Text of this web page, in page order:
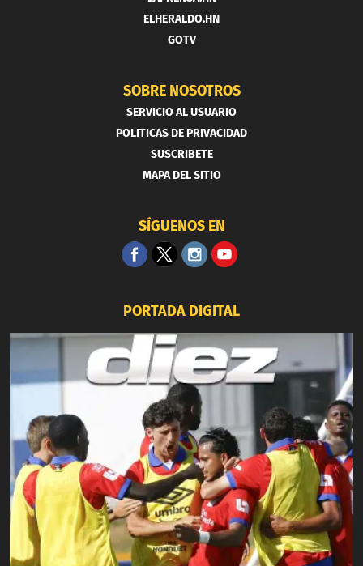
ELHERALDO.HN
GOTV
SOBRE NOSOTROS
SERVICIO AL USUARIO
POLITICAS DE PRIVACIDAD
SUSCRIBETE
MAPA DEL SITIO
SÍGUENOS EN
PORTADA DIGITAL